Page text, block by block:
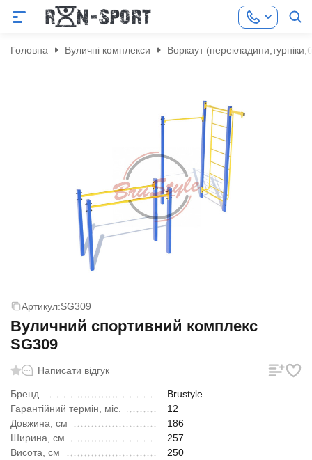
Головна Вуличні комплекси Воркаут
Артикул:SG309
Вуличний спортивний комплекс
SG309
Написати відгук
Бренд
Brustyle
Гарантійний термін, міс.
12
Довжина, см
186
Ширина, см
257
Висота, см
250